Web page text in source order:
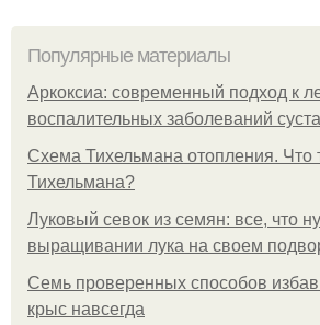
Популярные материалы
Аркоксиа: современный подход к
воспалительных заболеваний
Схема Тихельмана отопления. Что
Тихельмана?
Луковый севок из семян: все, что
выращивании лука на своем
Семь проверенных способов
крыс навсегда